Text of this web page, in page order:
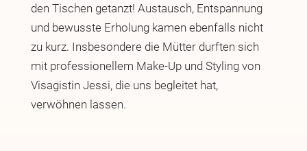
den Tischen getanzt! Austausch, Entspannung
und bewusste Erholung kamen ebenfalls nicht
zu kurz. Insbesondere die Mütter durften sich
mit professionellem Make-Up und Styling von
Visagistin Jessi, die uns begleitet hat,
verwöhnen lassen.